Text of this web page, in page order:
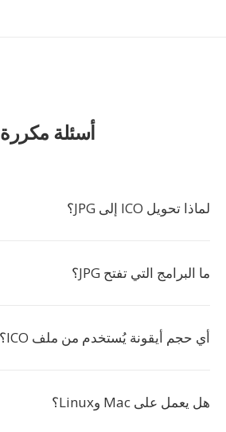
أسئلة مكررة
لماذا تحويل ICO إلى JPG؟
ما البرامج التي تفتح JPG؟
أي حجم أيقونة يُستخدم من ملف ICO؟
هل يعمل على Mac وLinux؟